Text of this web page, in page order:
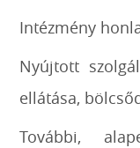
Intézmény
Nyújtott
ellátása,
További,